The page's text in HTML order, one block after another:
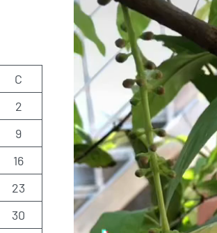
C
2
9
16
23
30